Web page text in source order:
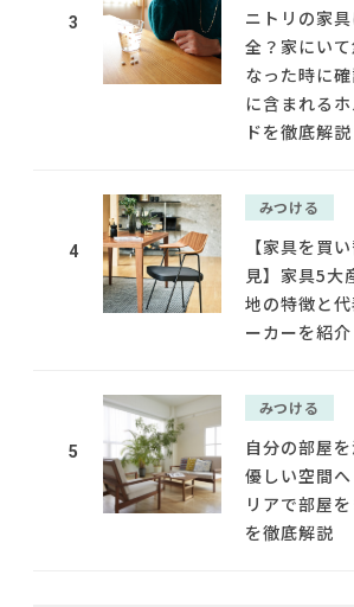
3
ニトリの家
全？家にい
なった時に
に含まれる
ドを徹底解説
4
みつける
【家具を買
見】家具5大
地の特徴と
ーカーを紹介
5
みつける
自分の部屋
優しい空間
リアで部屋
を徹底解説